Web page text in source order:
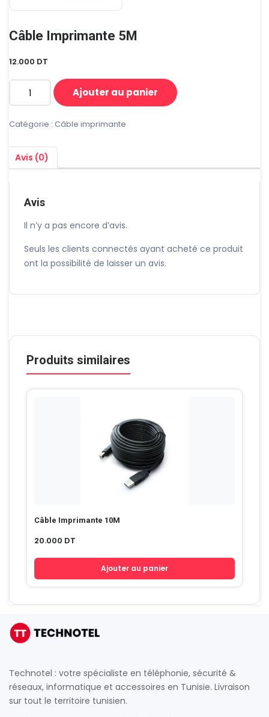
Câble Imprimante 5M
12.000 DT
quantité
Câble
5M
Ajouter au panier
Catégorie : Câble imprimante
Avis (0)
Avis
Il n’y a pas encore d’avis.
Seuls les clients connectés ayant acheté ce produit
ont la possibilité de laisser un avis.
Produits similaires
Câble Imprimante 10M
20.000 DT
Ajouter au panier
Technotel : votre spécialiste en téléphonie, sécurité &
réseaux, informatique et accessoires en Tunisie. Livraison
sur tout le territoire tunisien.